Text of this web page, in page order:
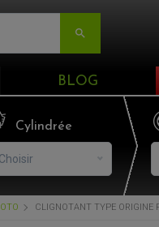

de passe
BLOG
Cylindrée
Choisir
CLIGNOTANT TYPE ORIGINE